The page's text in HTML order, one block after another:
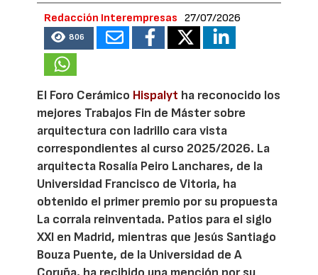
Redacción Interempresas 27/07/2026
806
El Foro Cerámico Hispalyt ha reconocido los
mejores Trabajos Fin de Máster sobre
arquitectura con ladrillo cara vista
correspondientes al curso 2025/2026. La
arquitecta Rosalía Peiro Lanchares, de la
Universidad Francisco de Vitoria, ha
obtenido el primer premio por su propuesta
La corrala reinventada. Patios para el siglo
XXI en Madrid, mientras que Jesús Santiago
Bouza Puente, de la Universidad de A